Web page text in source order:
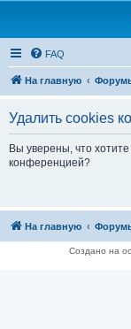
FAQ
На главную
Удалить cookies
Вы уверены, что
конференцией?
На главную
Создано на